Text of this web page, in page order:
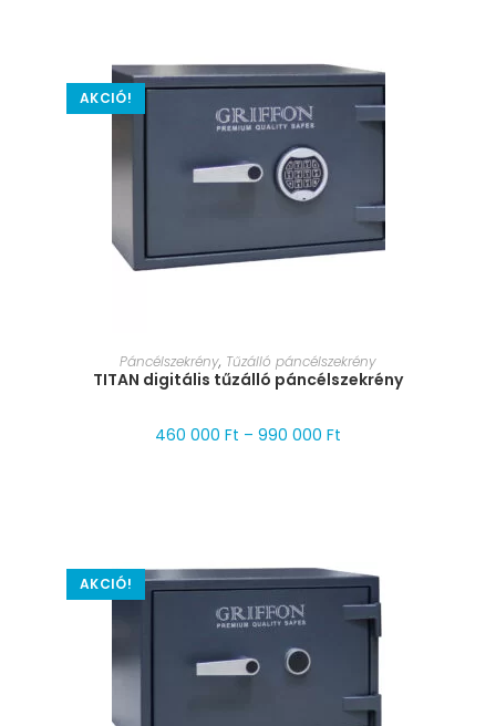
AKCIÓ!
MÉRET VÁLASZTÁSA
Páncélszekrény, Tűzálló páncélszekrény
TITAN digitális tűzálló páncélszekrény
460 000 Ft – 990 000 Ft
AKCIÓ!